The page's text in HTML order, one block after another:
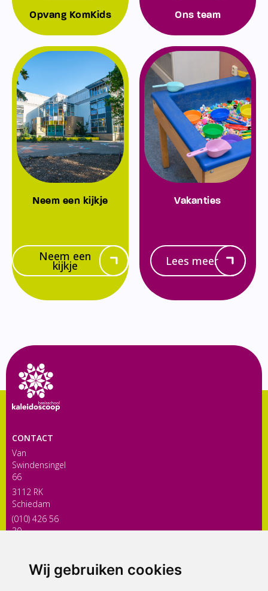
Wij gebruiken cookies
Opvang KomKids Ons team
Neem een kijkje
Neem een
kijkje
Vakanties
Lees meer
CONTACT
Van
Swindensingel
66
3112 RK
Schiedam
(010) 426 56
30
ONDERDEEL VAN